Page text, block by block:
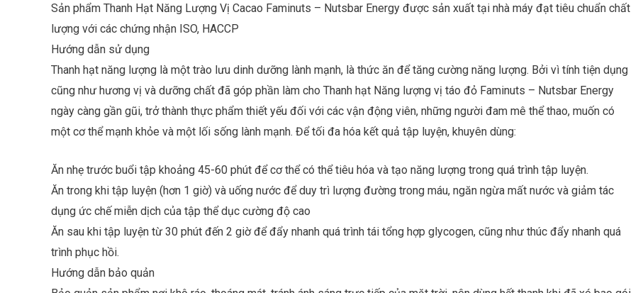
Sản phẩm Thanh Hạt Năng Lượng Vị Cacao Faminuts – Nutsbar Energy được sản xuất tại nhà máy đạt tiêu chuẩn chất
lượng với các chứng nhận ISO, HACCP
Hướng dẫn sử dụng
Thanh hạt năng lượng là một trào lưu dinh dưỡng lành mạnh, là thức ăn để tăng cường năng lượng. Bởi vì tính tiện dụng
cũng như hương vị và dưỡng chất đã góp phần làm cho Thanh hạt Năng lượng vị táo đỏ Faminuts – Nutsbar Energy
ngày càng gần gũi, trở thành thực phẩm thiết yếu đối với các vận động viên, những người đam mê thể thao, muốn có
một cơ thể mạnh khỏe và một lối sống lành mạnh. Để tối đa hóa kết quả tập luyện, khuyên dùng:
Ăn nhẹ trước buổi tập khoảng 45-60 phút để cơ thể có thể tiêu hóa và tạo năng lượng trong quá trình tập luyện.
Ăn trong khi tập luyện (hơn 1 giờ) và uống nước để duy trì lượng đường trong máu, ngăn ngừa mất nước và giảm tác
dụng ức chế miễn dịch của tập thể dục cường độ cao
Ăn sau khi tập luyện từ 30 phút đến 2 giờ để đẩy nhanh quá trình tái tổng hợp glycogen, cũng như thúc đẩy nhanh quá
trình phục hồi.
Hướng dẫn bảo quản
H
n
đ
i
n
t
h
ạ